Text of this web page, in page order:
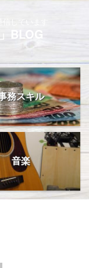
BLOG
務スキル
音楽